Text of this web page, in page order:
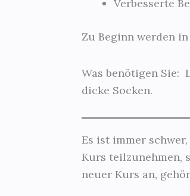
Verbesserte
Zu Beginn werden
Was benötigen Sie:
dicke Socken.
Es ist immer
Kurs teilzunehmen,
neuer Kurs an,